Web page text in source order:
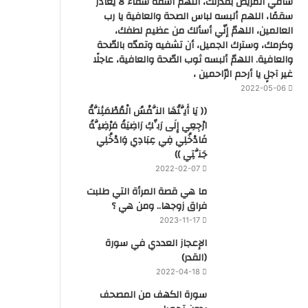
سقمًا، اللهم ألبسه لباس الصحة والعافية يا رب
العالمين، اللهمّ إنّي أسألك من عظيم لطفك،
وكرمك، وسترك الجميل، أن تشفيه وتمدّه بالصّحة
والعافية. اللهمّ ألبسه ثوب الصّحة والعافية، عاجلًا
غير آجلٍ يا أرحم الرّاحمين ،
2022-05-06
(( يَا أَيَّتُهَا النَّفْسُ الْمُطْمَئِنَّةُ
ارْجِعِي إِلَى رَبِّكِ رَاضِيَةً مَرْضِيَّةً
فَادْخُلِي فِي عِبَادِي وَادْخُلِي
جَنَّتِي ))
2022-02-07
ما هي قصة المرأة التي طلبت
فراق زوجها.. ومن هي ؟
2023-11-17
‏الإعجاز العددي في سورة
(القدر)
2022-04-18
سورة الكهف من المصحف